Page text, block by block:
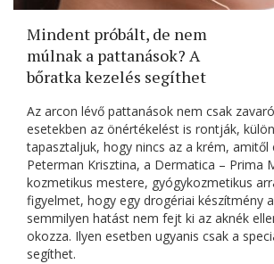
Mindent próbált, de nem
múlnak a pattanások? A
bőratka kezelés segíthet
Az arcon lévő pattanások nem csak
esetekben az önértékelést is rontják,
tapasztaljuk, hogy nincs az a krém, amitől
Peterman Krisztina, a Dermatica – Prima
kozmetikus mestere, gyógykozmetikus
figyelmet, hogy egy drogériai készítmény
semmilyen hatást nem fejt ki az aknék
okozza. Ilyen esetben ugyanis csak a
segíthet.